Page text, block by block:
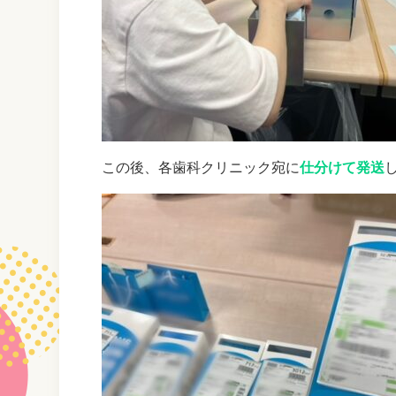
この後、各歯科クリニック宛に仕分けて発送